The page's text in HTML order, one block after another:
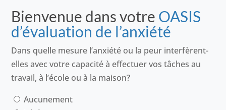
Bienvenue dans votre OASIS
d’évaluation de l’anxiété
Dans quelle mesure l’anxiété ou la peur interfèrent-
elles avec votre capacité à effectuer vos tâches au
travail, à l’école ou à la maison?
Aucunement